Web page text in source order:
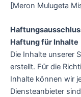
[Meron Mulugeta
Haftung für Inhalte
Die Inhalte unserer
erstellt. Für die
Inhalte können wir
Diensteanbieter